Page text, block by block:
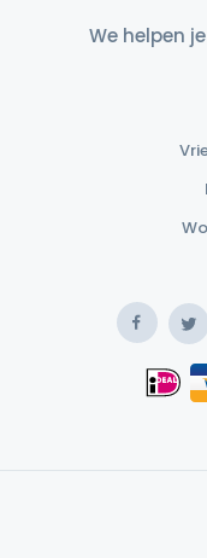
We helpen
Facebook
iDEAL